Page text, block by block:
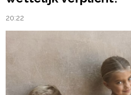
20:22